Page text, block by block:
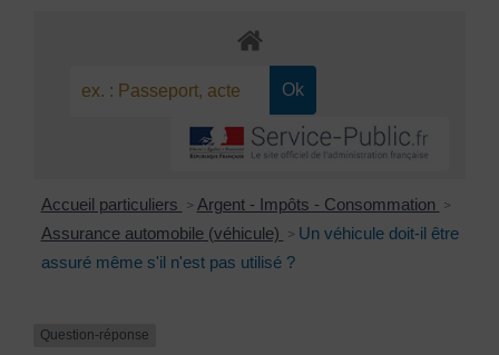
Accueil particuliers > Argent - Impôts - Consommation >
Assurance automobile (véhicule) > Un véhicule doit-il être
assuré même s'il n'est pas utilisé ?
Question-réponse